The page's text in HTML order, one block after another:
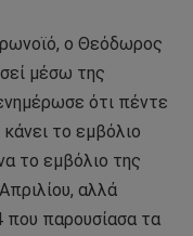
ο Θεόδωρος
μέσω της
ότι πέντε
το εμβόλιο
το εμβόλιο της
αλλά
που παρουσίασα τα